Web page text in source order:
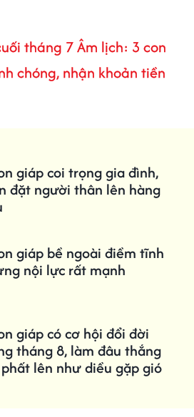
tháng 7 Âm lịch: 3 con
chóng, nhận khoản tiền
giáp coi trọng gia đình,
đặt người thân lên hàng
giáp bề ngoài điềm tĩnh
nội lực rất mạnh
giáp có cơ hội đổi đời
tháng 8, làm đâu thắng
lên như diều gặp gió